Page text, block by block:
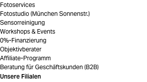
Fotoservices
Fotostudio (München Sonnenstr.)
Sensorreinigung
Workshops & Events
0%-Finanzierung
Objektivberater
Affiliate-Programm
Beratung für Geschäftskunden (B2B)
Unsere Filialen